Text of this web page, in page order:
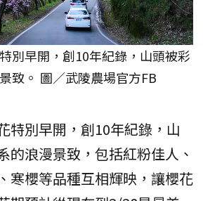
別早開，創10年紀錄，山頭被彩
致。 圖／武陵農場官方FB
特別早開，創10年紀錄，山
的浪漫景致，包括紅粉佳人、
寒櫻等品種互相輝映，讓櫻花